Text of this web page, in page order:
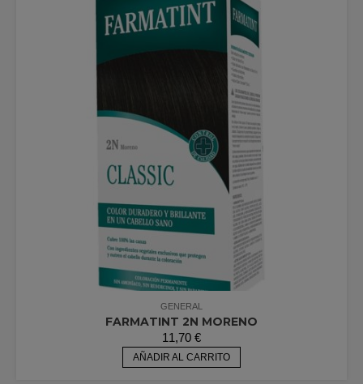
GENERAL
FARMATINT 2N MORENO
11,70 €
AÑADIR AL CARRITO